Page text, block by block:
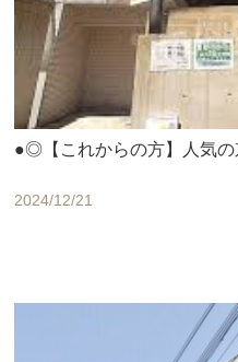
●◎【これからの方】人気の
2024/12/21